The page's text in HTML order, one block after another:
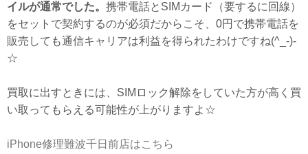
イルが通常でした。 携帯電話とSIMカード（要するに回線）
をセットで契約するのが必須だからこそ、0円で携帯電話を
販売しても通信キャリアは利益を得られたわけですね(^_-)-
☆
買取に出すときには、SIMロック解除をしていた方が高く買
い取ってもらえる可能性が上がりますよ☆
iPhone修理難波千日前店はこちら